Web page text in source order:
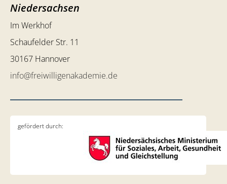
Niedersachsen
Im Werkhof
Schaufelder Str. 11
30167 Hannover
info@freiwilligenakademie.de
gefördert durch: